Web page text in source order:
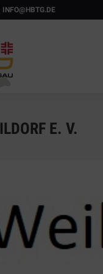
INFO@HBTG.DE
E. V.